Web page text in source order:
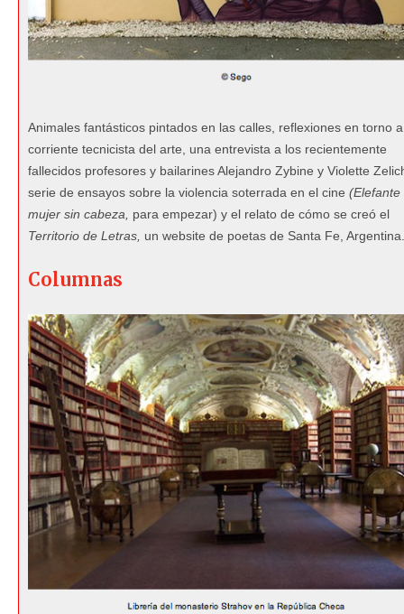
Animales fantásticos pintados en las calles, reflexiones en torno
corriente tecnicista del arte, una entrevista a los recientemente
fallecidos profesores y bailarines Alejandro Zybine y Violette
serie de ensayos sobre la violencia soterrada en el cine (Elefante
mujer sin cabeza, para empezar) y el relato de cómo se creó el
Territorio de Letras, un website de poetas de Santa Fe, Argentina.
Columnas